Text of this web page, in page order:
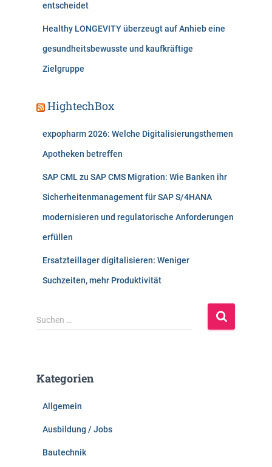
entscheidet
Healthy LONGEVITY überzeugt auf Anhieb eine
gesundheitsbewusste und kaufkräftige
Zielgruppe
HightechBox
expopharm 2026: Welche Digitalisierungsthemen
Apotheken betreffen
SAP CML zu SAP CMS Migration: Wie Banken ihr
Sicherheitenmanagement für SAP S/4HANA
modernisieren und regulatorische Anforderungen
erfüllen
Ersatzteillager digitalisieren: Weniger
Suchzeiten, mehr Produktivität
S
u
n
Suchen …
Kategorien
Allgemein
Ausbildung / Jobs
Bautechnik